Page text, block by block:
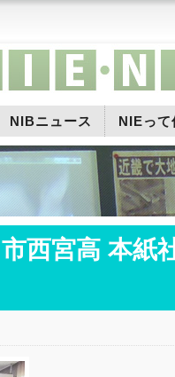
NIBニュース NIEって
西宮高 本紙